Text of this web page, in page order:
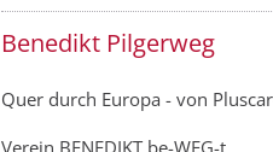
Benedikt Pilgerweg
Quer durch Europa - von